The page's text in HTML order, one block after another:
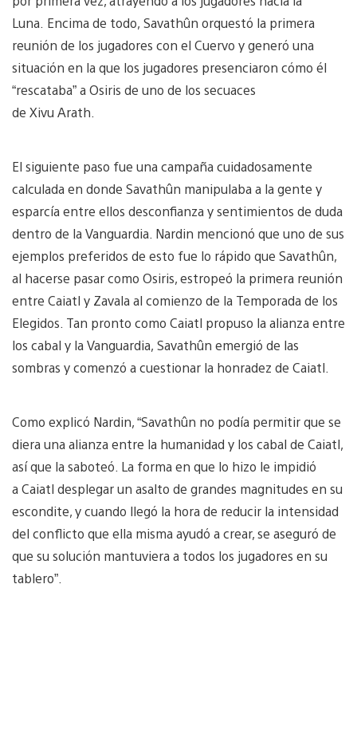
Luna. Encima de todo, Savathûn orquestó la primera
reunión de los jugadores con el Cuervo y generó una
situación en la que los jugadores presenciaron cómo él
“rescataba” a Osiris de uno de los secuaces
de Xivu Arath.
El siguiente paso fue una campaña cuidadosamente
calculada en donde Savathûn manipulaba a la gente y
esparcía entre ellos desconfianza y sentimientos de duda
dentro de la Vanguardia. Nardin mencionó que uno de sus
ejemplos preferidos de esto fue lo rápido que Savathûn,
al hacerse pasar como Osiris, estropeó la primera reunión
entre Caiatl y Zavala al comienzo de la Temporada de los
Elegidos. Tan pronto como Caiatl propuso la alianza entre
los cabal y la Vanguardia, Savathûn emergió de las
sombras y comenzó a cuestionar la honradez de Caiatl.
Como explicó Nardin, “Savathûn no podía permitir que se
diera una alianza entre la humanidad y los cabal de Caiatl,
así que la saboteó. La forma en que lo hizo le impidió
a Caiatl desplegar un asalto de grandes magnitudes en su
escondite, y cuando llegó la hora de reducir la intensidad
del conflicto que ella misma ayudó a crear, se aseguró de
que su solución mantuviera a todos los jugadores en su
tablero”.